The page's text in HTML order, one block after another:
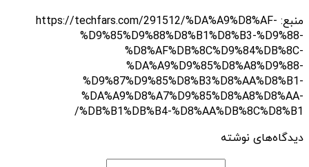
منبع: https://techfars.com/291512/%DA%A9%D8%AF-
%D9%85%D9%88%D8%B1%D8%B3-%D9%88-
%D8%AF%DB%8C%D9%84%DB%8C-
%DA%A9%D9%85%D8%A8%D9%88-
%D9%87%D9%85%D8%B3%D8%AA%D8%B1-
%DA%A9%D8%A7%D9%85%D8%A8%D8%AA-
%DB%B1%DB%B4-%D8%AA%DB%8C%D8%B1/
دیدگاه‌های نوشته